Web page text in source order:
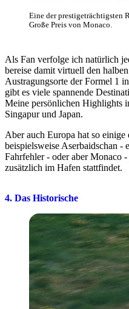
Eine der prestigeträchtigsten
Große Preis von Monaco.
Als Fan verfolge ich natürlich
bereise damit virtuell den
Austragungsorte der Formel 1
gibt es viele spannende
Meine persönlichen Highlights
Singapur und Japan.
Aber auch Europa hat so
beispielsweise Aserbaidschan -
Fahrfehler - oder aber Monaco
zusätzlich im Hafen stattfindet.
4. Das Historische